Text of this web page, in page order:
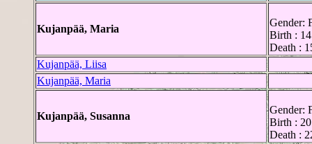
Kujanpää, Maria
Gender:
Birth :
Death :
Kujanpää, Liisa
Kujanpää, Maria
Kujanpää, Susanna
Gender:
Birth :
Death :